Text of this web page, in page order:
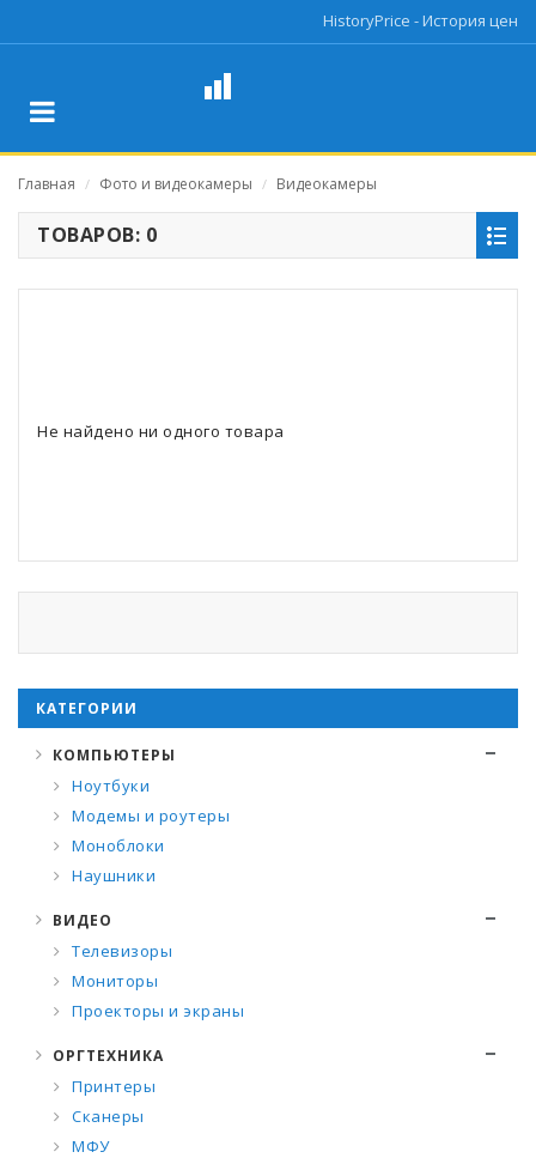
HistoryPrice - История цен
Главная / Фото и видеокамеры / Видеокамеры
ТОВАРОВ: 0
Не найдено ни одного товара
КАТЕГОРИИ
КОМПЬЮТЕРЫ
Ноутбуки
Модемы и роутеры
Моноблоки
Наушники
ВИДЕО
Телевизоры
Мониторы
Проекторы и экраны
ОРГТЕХНИКА
Принтеры
Сканеры
МФУ